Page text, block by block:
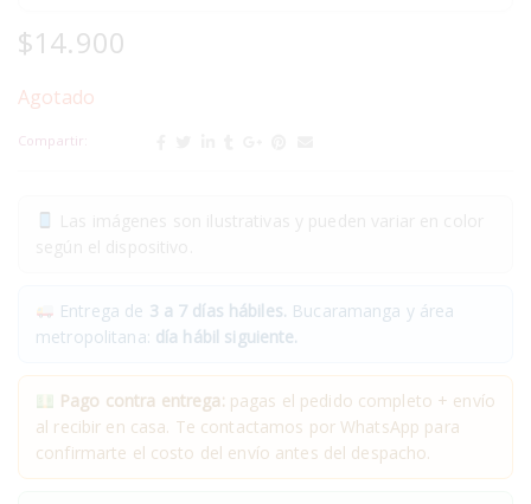
$14.900
Agotado
Compartir:
Entrega de 3 a 7 días hábiles. Bucaramanga y área
metropolitana: día hábil siguiente.
Pago contra entrega: pagas el pedido completo + envío
al recibir en casa. Te contactamos por WhatsApp para
confirmarte el costo del envío antes del despacho.